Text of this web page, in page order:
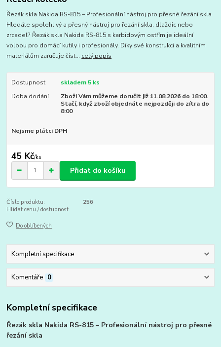
Řezák skla Nakida RS-815 – Profesionální nástroj pro přesné řezání skla
Hledáte spolehlivý a přesný nástroj pro řezání skla, dlaždic nebo
zrcadel? Řezák skla Nakida RS-815 s karbidovým ostřím je ideální
volbou pro domácí kutily i profesionály. Díky své konstrukci a kvalitním
materiálům zaručuje čist... celý popis
Dostupnost
skladem 5 ks
Doba dodání
Zboží Vám můžeme doručit již 11.08.2026 do 18:00.
Stačí, když zboží objednáte nejpozději do zítra do
8:00
Nejsme plátci DPH
45 Kč/ks
Přidat do košíku
Číslo produktu:
256
Hlídat cenu / dostupnost
Do oblíbených
Kompletní specifikace
Komentáře 0
Kompletní specifikace
Řezák skla Nakida RS-815 – Profesionální nástroj pro přesné
řezání skla